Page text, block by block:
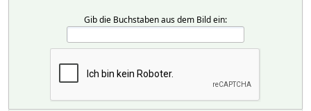
Gib die Buchstaben aus dem Bild ein: